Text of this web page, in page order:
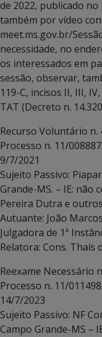
de 2022, publicado no
também por vídeo
meet.ms.gov.br/
necessidade, no
os interessados em
sessão, observar,
119-C, incisos II, III,
TAT (Decreto n.
Recurso Voluntário n.
Processo n. 11/
9/7/2021
Sujeito Passivo:
Grande-MS. – IE: não
Pereira Dutra e outros
Autuante: João
Julgadora de 1ª
Relatora: Cons. Thaís
Reexame Necessário
Processo n. 11/
14/7/2023
Sujeito Passivo: NF
Campo Grande-MS –